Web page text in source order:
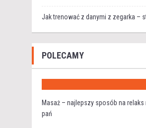
Jak trenować z danymi z zegarka –
POLECAMY
Masaż – najlepszy sposób na relaks
pań